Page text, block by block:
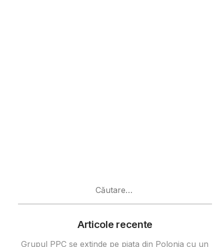
Articole recente
Grupul PPC se extinde pe piața din Polonia cu un